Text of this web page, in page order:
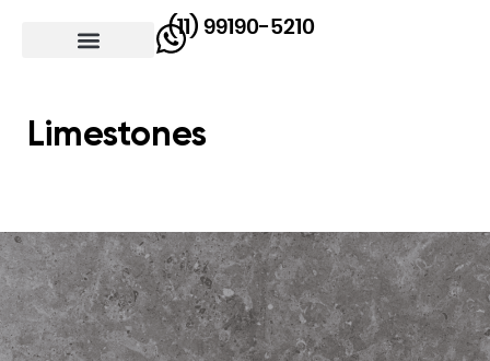
(11) 99190-5210
Limestones
ATLANTIC BLUE